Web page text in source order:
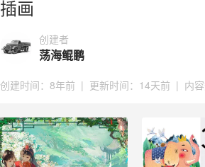
插画
创建者
荡海鲲鹏
创建时间： 8年前 | 更新时间： 14天前 | 内容